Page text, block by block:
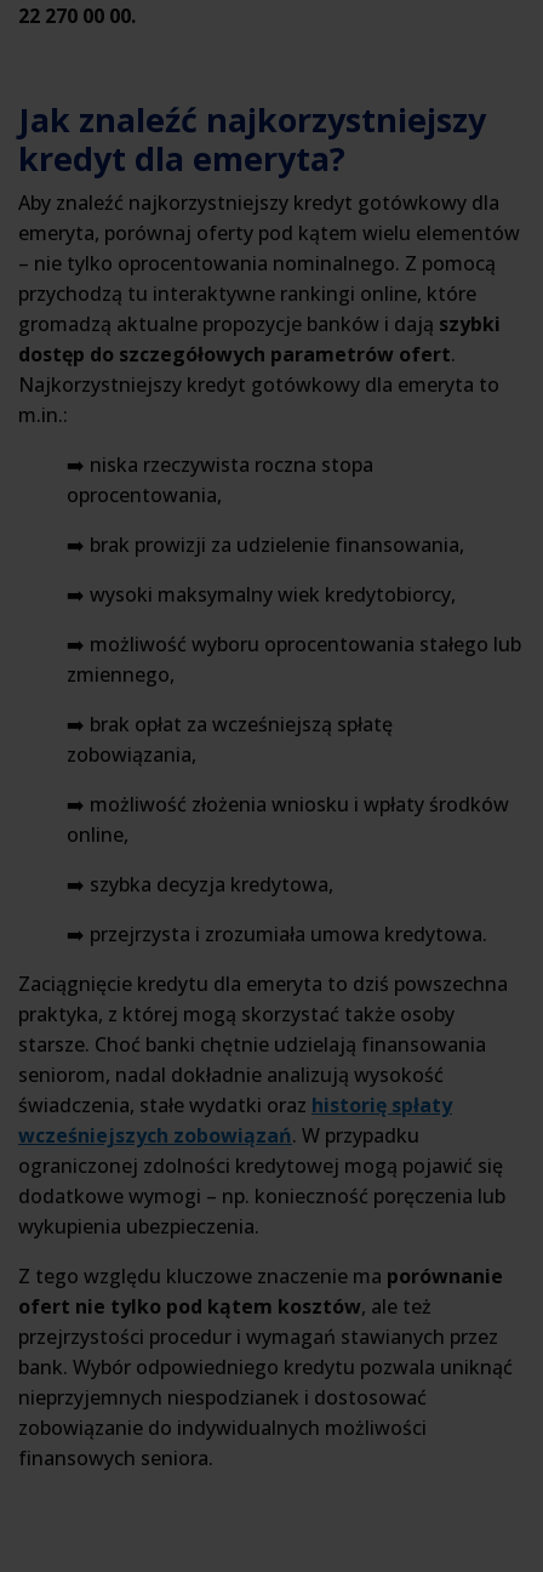
22 270 00 00.
Jak znaleźć najkorzystniejszy
kredyt dla emeryta?
Aby znaleźć najkorzystniejszy kredyt gotówkowy dla
emeryta, porównaj oferty pod kątem wielu elementów
– nie tylko oprocentowania nominalnego. Z pomocą
przychodzą tu interaktywne rankingi online, które
gromadzą aktualne propozycje banków i dają szybki
dostęp do szczegółowych parametrów ofert.
Najkorzystniejszy kredyt gotówkowy dla emeryta to
m.in.:
➡️ niska rzeczywista roczna stopa
oprocentowania,
➡️ brak prowizji za udzielenie finansowania,
➡️ wysoki maksymalny wiek kredytobiorcy,
➡️ możliwość wyboru oprocentowania stałego lub
zmiennego,
➡️ brak opłat za wcześniejszą spłatę
zobowiązania,
➡️ możliwość złożenia wniosku i wpłaty środków
online,
➡️ szybka decyzja kredytowa,
➡️ przejrzysta i zrozumiała umowa kredytowa.
Zaciągnięcie kredytu dla emeryta to dziś powszechna
praktyka, z której mogą skorzystać także osoby
starsze. Choć banki chętnie udzielają finansowania
seniorom, nadal dokładnie analizują wysokość
świadczenia, stałe wydatki oraz historię spłaty
wcześniejszych zobowiązań. W przypadku
ograniczonej zdolności kredytowej mogą pojawić się
dodatkowe wymogi – np. konieczność poręczenia lub
wykupienia ubezpieczenia.
Z tego względu kluczowe znaczenie ma porównanie
ofert nie tylko pod kątem kosztów, ale też
przejrzystości procedur i wymagań stawianych przez
bank. Wybór odpowiedniego kredytu pozwala uniknąć
nieprzyjemnych niespodzianek i dostosować
zobowiązanie do indywidualnych możliwości
finansowych seniora.